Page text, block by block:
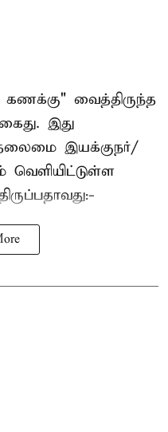
கணக்கு" வைத்திருந்த
இது
இயக்குநர்/